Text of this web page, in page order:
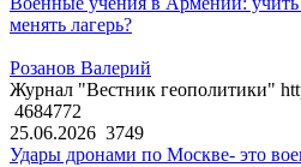
менять лагерь?
Розанов Валерий
Журнал "Вестник геополитики"
4684772
25.06.2026 3749
Удары дронами по Москве- это